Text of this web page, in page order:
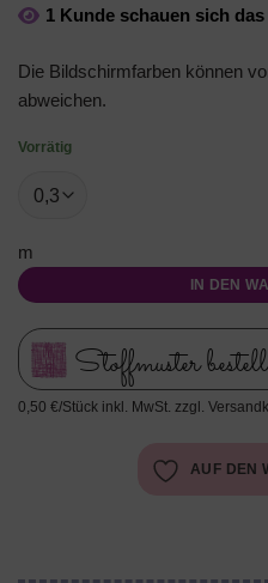
1 Kunde schauen sich
Die Bildschirmfarben können
abweichen.
Vorrätig
m
IN DEN
Stoffmuster
0,50 €/Stück inkl. MwSt. zzgl.
AUF DEN